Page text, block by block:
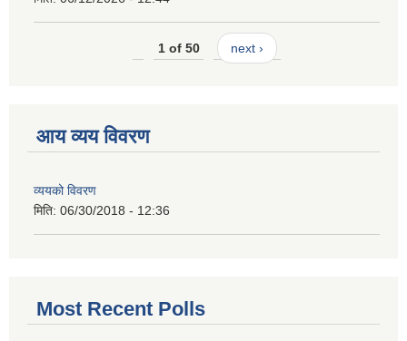
1 of 50 next ›
आय व्यय विवरण
व्ययको विवरण
मिति: 06/30/2018 - 12:36
Most Recent Polls